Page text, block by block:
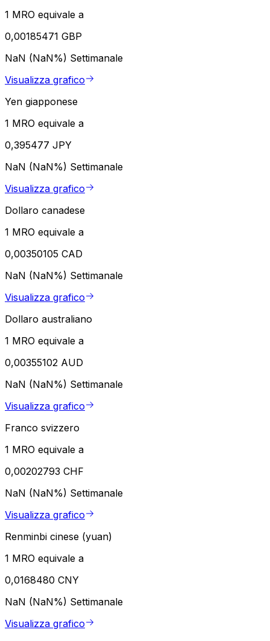
1 MRO equivale a
0,00185471 GBP
NaN (NaN%) Settimanale
Visualizza grafico
Yen giapponese
1 MRO equivale a
0,395477 JPY
NaN (NaN%) Settimanale
Visualizza grafico
Dollaro canadese
1 MRO equivale a
0,00350105 CAD
NaN (NaN%) Settimanale
Visualizza grafico
Dollaro australiano
1 MRO equivale a
0,00355102 AUD
NaN (NaN%) Settimanale
Visualizza grafico
Franco svizzero
1 MRO equivale a
0,00202793 CHF
NaN (NaN%) Settimanale
Visualizza grafico
Renminbi cinese (yuan)
1 MRO equivale a
0,0168480 CNY
NaN (NaN%) Settimanale
Visualizza grafico